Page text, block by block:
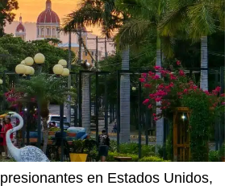
en Estados Unidos,